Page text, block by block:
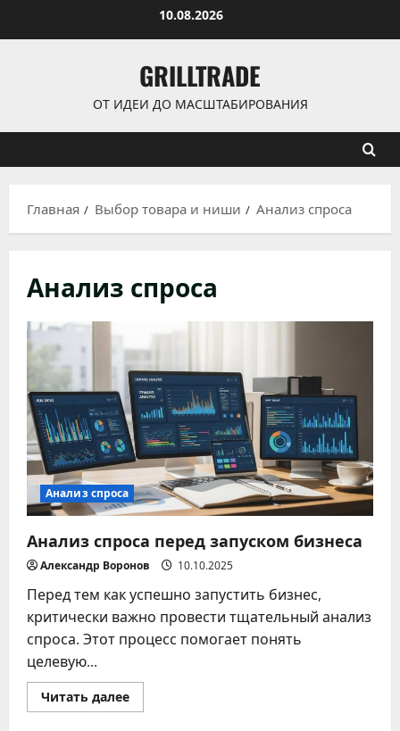
10.08.2026
GRILLTRADE
ОТ ИДЕИ ДО МАСШТАБИРОВАНИЯ
Главная Выбор товара и ниши Анализ спроса
Анализ спроса
Анализ спроса
Анализ спроса перед запуском бизнеса
Александр Воронов 10.10.2025
Перед тем как успешно запустить бизнес,
критически важно провести тщательный анализ
спроса. Этот процесс помогает понять
целевую...
Читать далееПрочитать
больше